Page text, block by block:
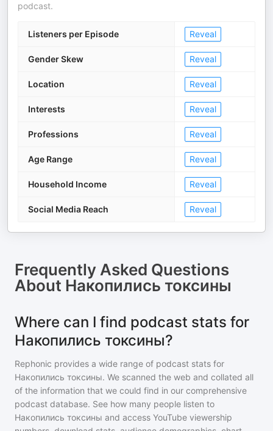
podcast.
Listeners per Episode Reveal
Gender Skew Reveal
Location Reveal
Interests Reveal
Professions Reveal
Age Range Reveal
Household Income Reveal
Social Media Reach Reveal
Frequently Asked Questions
About Накопились токсины
Where can I find podcast stats for
Накопились токсины?
Rephonic provides a wide range of podcast stats for
Накопились токсины. We scanned the web and collated all
of the information that we could find in our comprehensive
podcast database. See how many people listen to
Накопились токсины and access YouTube viewership